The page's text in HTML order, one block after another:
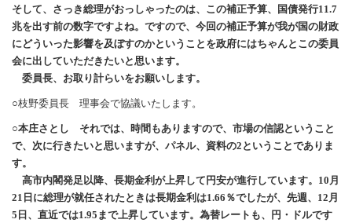
そして、さっき総理がおっしゃったのは、この補正予算、国債発行11.7
兆を出す前の数字ですよね。ですので、今回の補正予算が我が国の財政
にどういった影響を及ぼすのかということを政府にはちゃんとこの委員
会に出していただきたいと思います。
委員長、お取り計らいをお願いします。
○枝野委員長 理事会で協議いたします。
○本庄さとし それでは、時間もありますので、市場の信認ということ
で、次に行きたいと思いますが、パネル、資料の2ということでありま
す。
高市内閣発足以降、長期金利が上昇して円安が進行しています。10月
21日に総理が就任されたときは長期金利は1.66％でしたが、先週、12月
5日、直近では1.95まで上昇しています。為替レートも、円・ドルです